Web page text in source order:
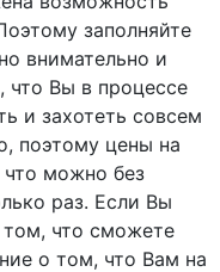
заполняйте
внимательно и
Вы в процессе
и захотеть совсем
поэтому цены на
что можно без
раз. Если Вы
что сможете
о том, что Вам на